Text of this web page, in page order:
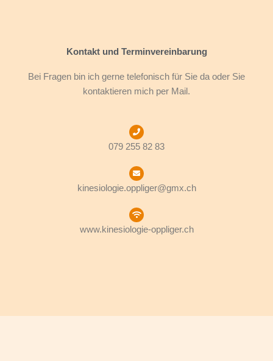
Kontakt und Terminvereinbarung
Bei Fragen bin ich gerne telefonisch für Sie da oder Sie
kontaktieren mich per Mail.
079 255 82 83
kinesiologie.oppliger@gmx.ch
www.kinesiologie-oppliger.ch